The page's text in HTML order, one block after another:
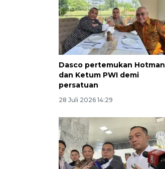
Dasco pertemukan Hotman
dan Ketum PWI demi
persatuan
28 Juli 2026 14:29